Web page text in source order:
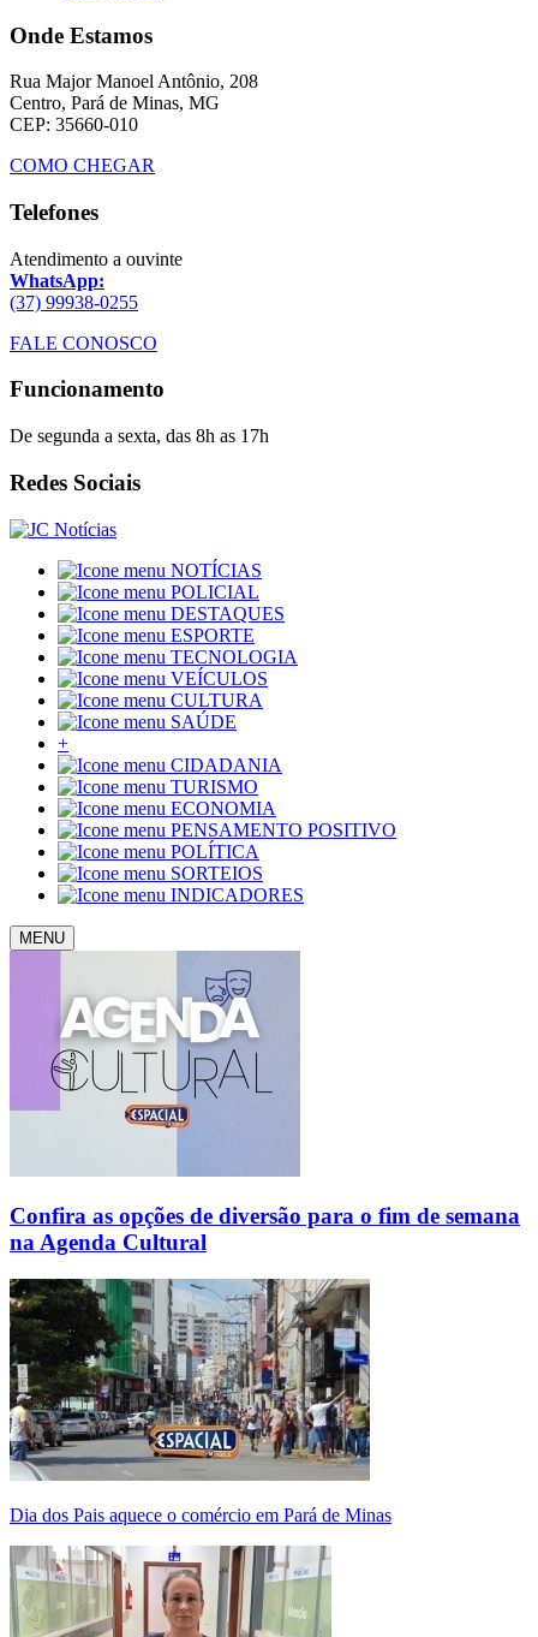
Onde Estamos
Rua Major Manoel Antônio, 208
Centro, Pará de Minas, MG
CEP: 35660-010
COMO CHEGAR
Telefones
Atendimento a ouvinte
WhatsApp:
(37) 99938-0255
FALE CONOSCO
Funcionamento
De segunda a sexta, das 8h as 17h
Redes Sociais
NOTÍCIAS
POLICIAL
DESTAQUES
ESPORTE
TECNOLOGIA
VEÍCULOS
CULTURA
SAÚDE
+
CIDADANIA
TURISMO
ECONOMIA
PENSAMENTO POSITIVO
POLÍTICA
SORTEIOS
INDICADORES
MENU
Confira as opções de diversão para o fim de semana
na Agenda Cultural
Dia dos Pais aquece o comércio em Pará de Minas